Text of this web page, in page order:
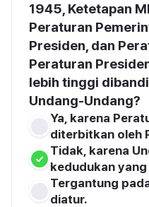
1945, Ketetapan
Peraturan
Presiden, dan
Peraturan
lebih tinggi
Undang-Undang?
Ya, karena
diterbitkan oleh
Tidak, karena
kedudukan
Tergantung
diatur.